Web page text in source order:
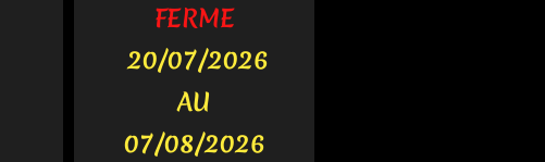
FERME
20/07/2026
AU
07/08/2026